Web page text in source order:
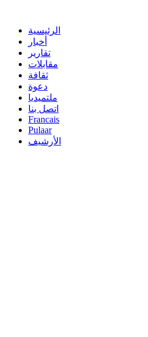
الرئيسية
أخبار
تقارير
مقابلات
ثقافة
دعوة
ملتميديا
اتصل بنا
Francais
Pulaar
الأرشيف